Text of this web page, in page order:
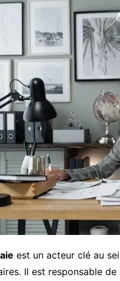
est un acteur clé au
Il est responsable